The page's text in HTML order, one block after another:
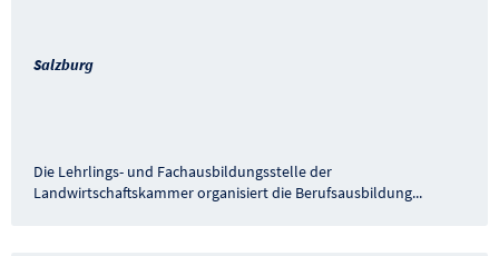
Salzburg
Die Lehrlings- und Fachausbildungsstelle der
Landwirtschaftskammer organisiert die Berufsausbildung...